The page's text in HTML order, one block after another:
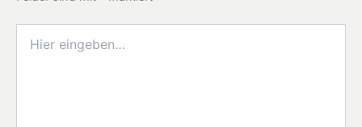
eingeben…